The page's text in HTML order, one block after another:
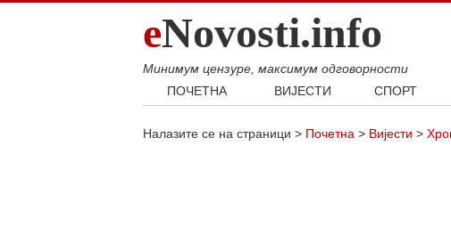
eNovosti.info
Минимум цензуре, максимум одговорности
ПОЧЕТНА
ВИЈЕСТИ
Балкан
СПОРТ
Кошарка
Налазите се на страници > Почетна > Вијести >